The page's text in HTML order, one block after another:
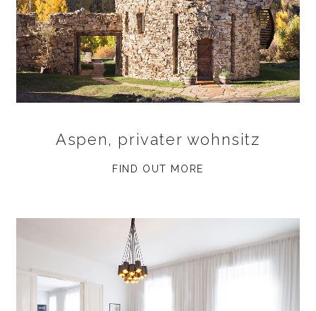
Aspen, privater wohnsitz
FIND OUT MORE